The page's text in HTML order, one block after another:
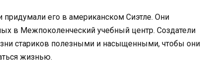
придумали его в американском Сиэтле. Они
в Межпоколенческий учебный центр. Создатели
стариков полезными и насыщенными, чтобы они
жизнью.